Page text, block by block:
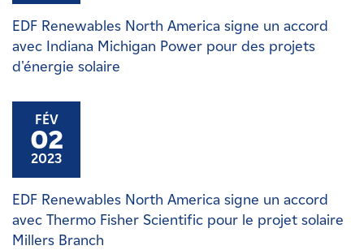
EDF Renewables North America signe un accord
avec Indiana Michigan Power pour des projets
d'énergie solaire
FÉV
02
2023
EDF Renewables North America signe un accord
avec Thermo Fisher Scientific pour le projet solaire
Millers Branch